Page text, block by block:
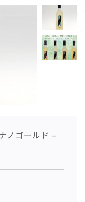
ノゴールド –